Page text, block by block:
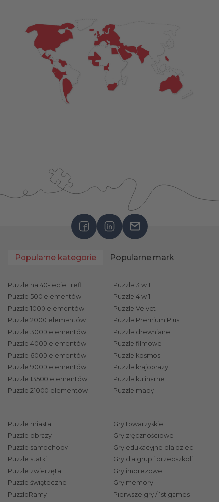
Popularne kategorie Popularne marki
Puzzle na 40-lecie Trefl
Puzzle 500 elementów
Puzzle 1000 elementów
Puzzle 2000 elementów
Puzzle 3000 elementów
Puzzle 4000 elementów
Puzzle 6000 elementów
Puzzle 9000 elementów
Puzzle 13500 elementów
Puzzle 21000 elementów
Puzzle 3 w 1
Puzzle 4 w 1
Puzzle Velvet
Puzzle Premium Plus
Puzzle drewniane
Puzzle filmowe
Puzzle kosmos
Puzzle krajobrazy
Puzzle kulinarne
Puzzle mapy
Puzzle miasta
Puzzle obrazy
Puzzle samochody
Puzzle statki
Puzzle zwierzęta
Puzzle świąteczne
PuzzloRamy
Gry towarzyskie
Gry zręcznościowe
Gry edukacyjne dla dzieci
Gry dla grup i przedszkoli
Gry imprezowe
Gry memory
Pierwsze gry / 1st games